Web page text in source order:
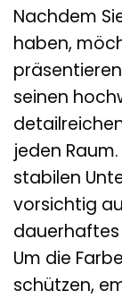
Nachdem
haben,
seinen
jeden
stabilen
vorsichtig
dauerhaftes
Um die
schützen,